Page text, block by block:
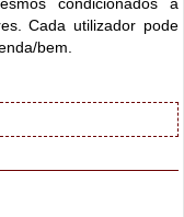
Cada utilizador pode
bem.